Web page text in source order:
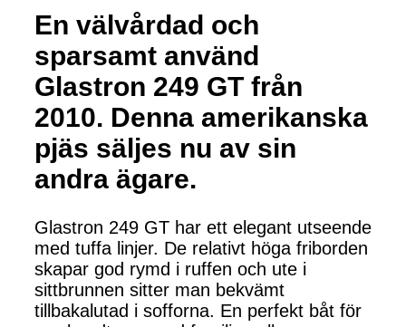
En välvårdad och
sparsamt använd
Glastron 249 GT från
2010. Denna amerikanska
pjäs säljes nu av sin
andra ägare.
Glastron 249 GT har ett elegant utseende
med tuffa linjer. De relativt höga friborden
skapar god rymd i ruffen och ute i
sittbrunnen sitter man bekvämt
tillbakalutad i sofforna. En perfekt båt för